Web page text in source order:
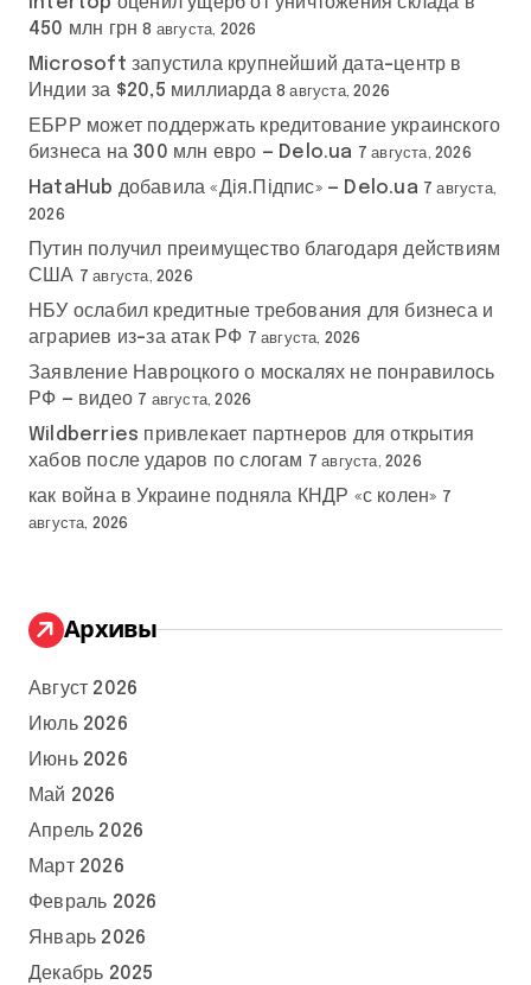
450 млн грн 8 августа, 2026
Microsoft запустила крупнейший дата-центр в
Индии за $20,5 миллиарда 8 августа, 2026
ЕБРР может поддержать кредитование украинского
бизнеса на 300 млн евро — Delo.ua 7 августа, 2026
HataHub добавила «Дія.Підпис» — Delo.ua 7 августа,
2026
Путин получил преимущество благодаря действиям
США 7 августа, 2026
НБУ ослабил кредитные требования для бизнеса и
аграриев из-за атак РФ 7 августа, 2026
Заявление Навроцкого о москалях не понравилось
РФ — видео 7 августа, 2026
Wildberries привлекает партнеров для открытия
хабов после ударов по слогам 7 августа, 2026
как война в Украине подняла КНДР «с колен» 7
августа, 2026
Архивы
Август 2026
Июль 2026
Июнь 2026
Май 2026
Апрель 2026
Март 2026
Февраль 2026
Январь 2026
Декабрь 2025